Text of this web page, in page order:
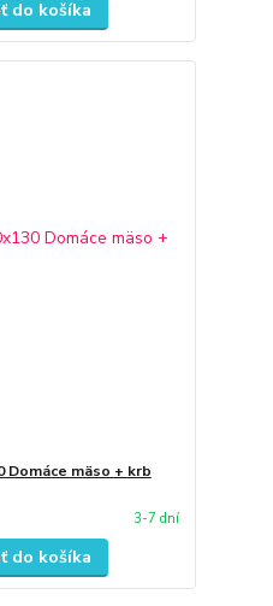
do košíka
Domáce mäso + krb
3-7 dní
do košíka